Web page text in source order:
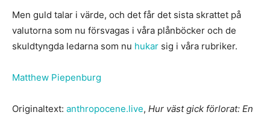
Men guld talar i värde, och det får det sista skrattet på
valutorna som nu försvagas i våra plånböcker och de
skuldtyngda ledarna som nu hukar sig i våra rubriker.
Matthew Piepenburg
Originaltext: anthropocene.live, Hur väst gick förlorat: En